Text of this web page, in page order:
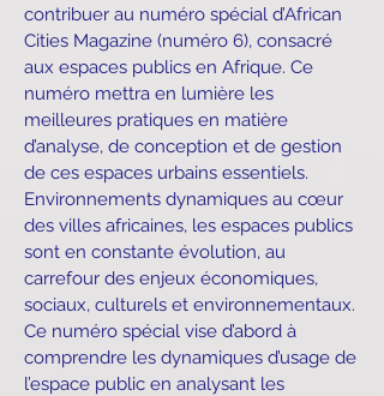
contribuer au numéro spécial d’African
Cities Magazine (numéro 6), consacré
aux espaces publics en Afrique. Ce
numéro mettra en lumière les
meilleures pratiques en matière
d’analyse, de conception et de gestion
de ces espaces urbains essentiels.
Environnements dynamiques au cœur
des villes africaines, les espaces publics
sont en constante évolution, au
carrefour des enjeux économiques,
sociaux, culturels et environnementaux.
Ce numéro spécial vise d’abord à
comprendre les dynamiques d’usage de
l’espace public en analysant les